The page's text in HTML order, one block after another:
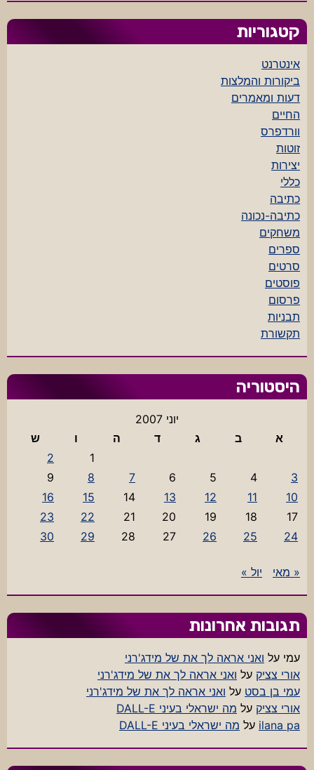
קטגוריות
אינטרנט
ביקורות והמלצות
דעות ומאמרים
החיים
וורדפרס
זוטות
יצירות
כללי
כתיבה
כתיבה-נכונה
משחקים
ספרים
סרטים
פוסטים
פרסום
תבניות
תקשורת
היסטוריה
יוני 2007
א
ב ג ד ה ו
ש
1
2
3
4
5
6
7
8
9
10
11
12
13
14
15
16
17
18
19
20
21
22
23
24
25
26
27
28
29
30
« מאי יול »
תגובות אחרונות
עמי על ואני אראה לך את של מידג'רני
אורי צציק על ואני אראה לך את של מידג'רני
עמי בן בסט על ואני אראה לך את של מידג'רני
אורי צציק על מה ישראלי בעיני DALL-E
ilana pa על מה ישראלי בעיני DALL-E